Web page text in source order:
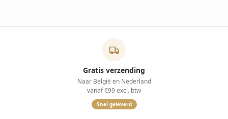
Gratis verzending
Naar België en Nederland
vanaf €99 excl. btw
Snel geleverd